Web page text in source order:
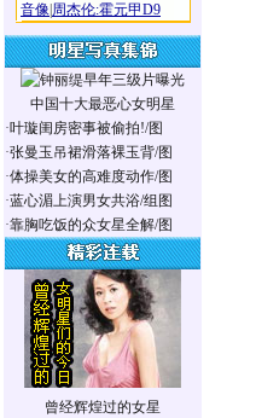
音像 周杰伦:霍元甲D9
中国十大最恶心女明星
·叶璇闺房密事被偷拍!/图
·张曼玉吊裙滑落裸玉背/图
·体操美女的高难度动作/图
·蓝心湄上演男女共浴/组图
·靠胸吃饭的众女星全解/图
曾经辉煌过的女星